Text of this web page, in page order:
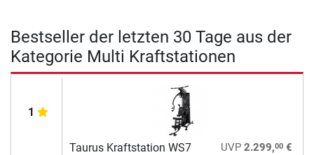
Bestseller der letzten 30 Tage aus der
Kategorie Multi Kraftstationen
1
Taurus Kraftstation WS7 UVP 2.299,00€